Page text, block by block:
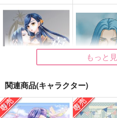
夜空に瞬く星の記憶
希求
もっと
関連商品(キャラクター)